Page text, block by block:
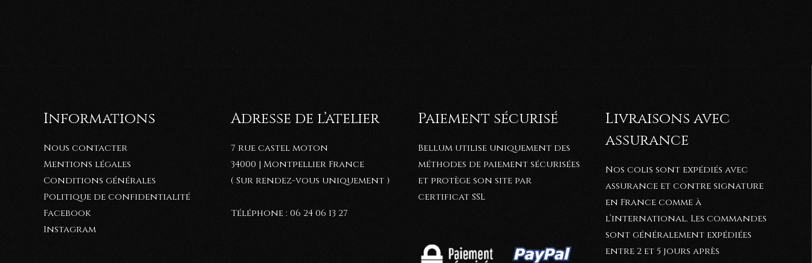
Informations
Nous contacter
Mentions légales
Conditions générales
Politique de confidentialité
Facebook
Instagram
Adresse de l’atelier
7 rue castel moton
34000 | Montpellier France
( Sur rendez-vous uniquement )
Téléphone : 06 24 06 13 27
Paiement sécurisé
Bellum utilise uniquement des
méthodes de paiement sécurisées
et protège son site par
certificat SSL
Livraisons avec
assurance
Nos colis sont expédiés avec
assurance et contre signature
en France comme à
l’international. Les commandes
sont généralement expédiées
entre 2 et 5 jours après